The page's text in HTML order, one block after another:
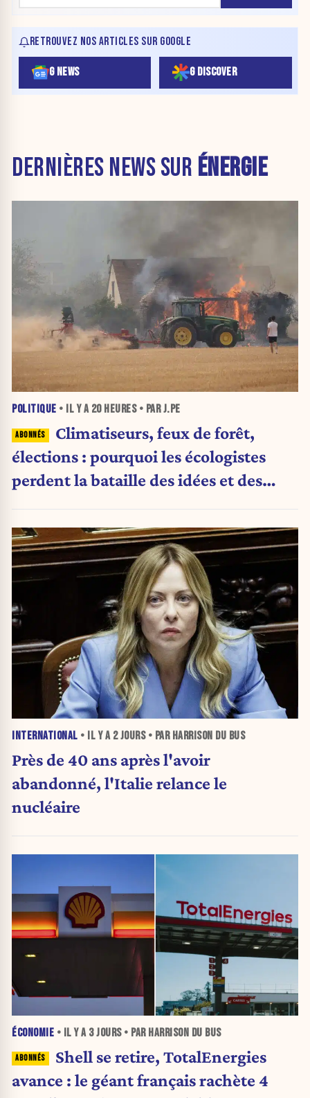
RETROUVEZ NOS ARTICLES SUR GOOGLE
G NEWS G DISCOVER
DERNIÈRES NEWS SUR ÉNERGIE
POLITIQUE • IL Y A 20 HEURES• PAR J.PE
Climatiseurs, feux de forêt,
élections : pourquoi les écologistes
perdent la bataille des idées et des
INTERNATIONAL • IL Y A 2 JOURS• PAR HARRISON DU BUS
Près de 40 ans après l'avoir
abandonné, l'Italie relance le
nucléaire
ÉCONOMIE • IL Y A 3 JOURS• PAR HARRISON DU BUS
Shell se retire, TotalEnergies
avance : le géant français rachète 4